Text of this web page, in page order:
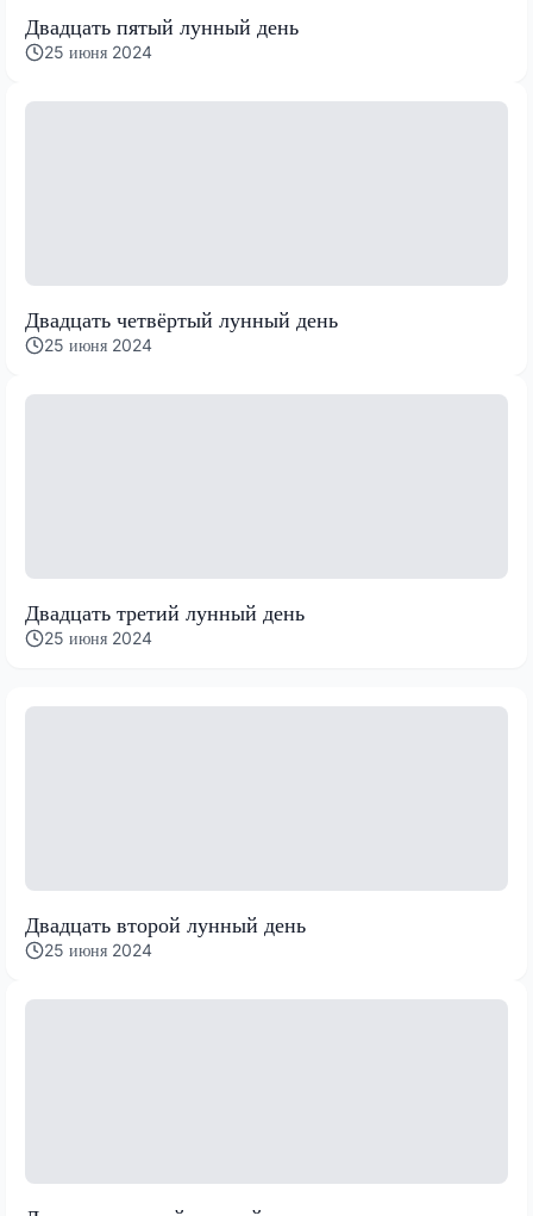
Двадцать пятый лунный день
25 июня 2024
Двадцать четвёртый лунный день
25 июня 2024
Двадцать третий лунный день
25 июня 2024
Двадцать второй лунный день
25 июня 2024